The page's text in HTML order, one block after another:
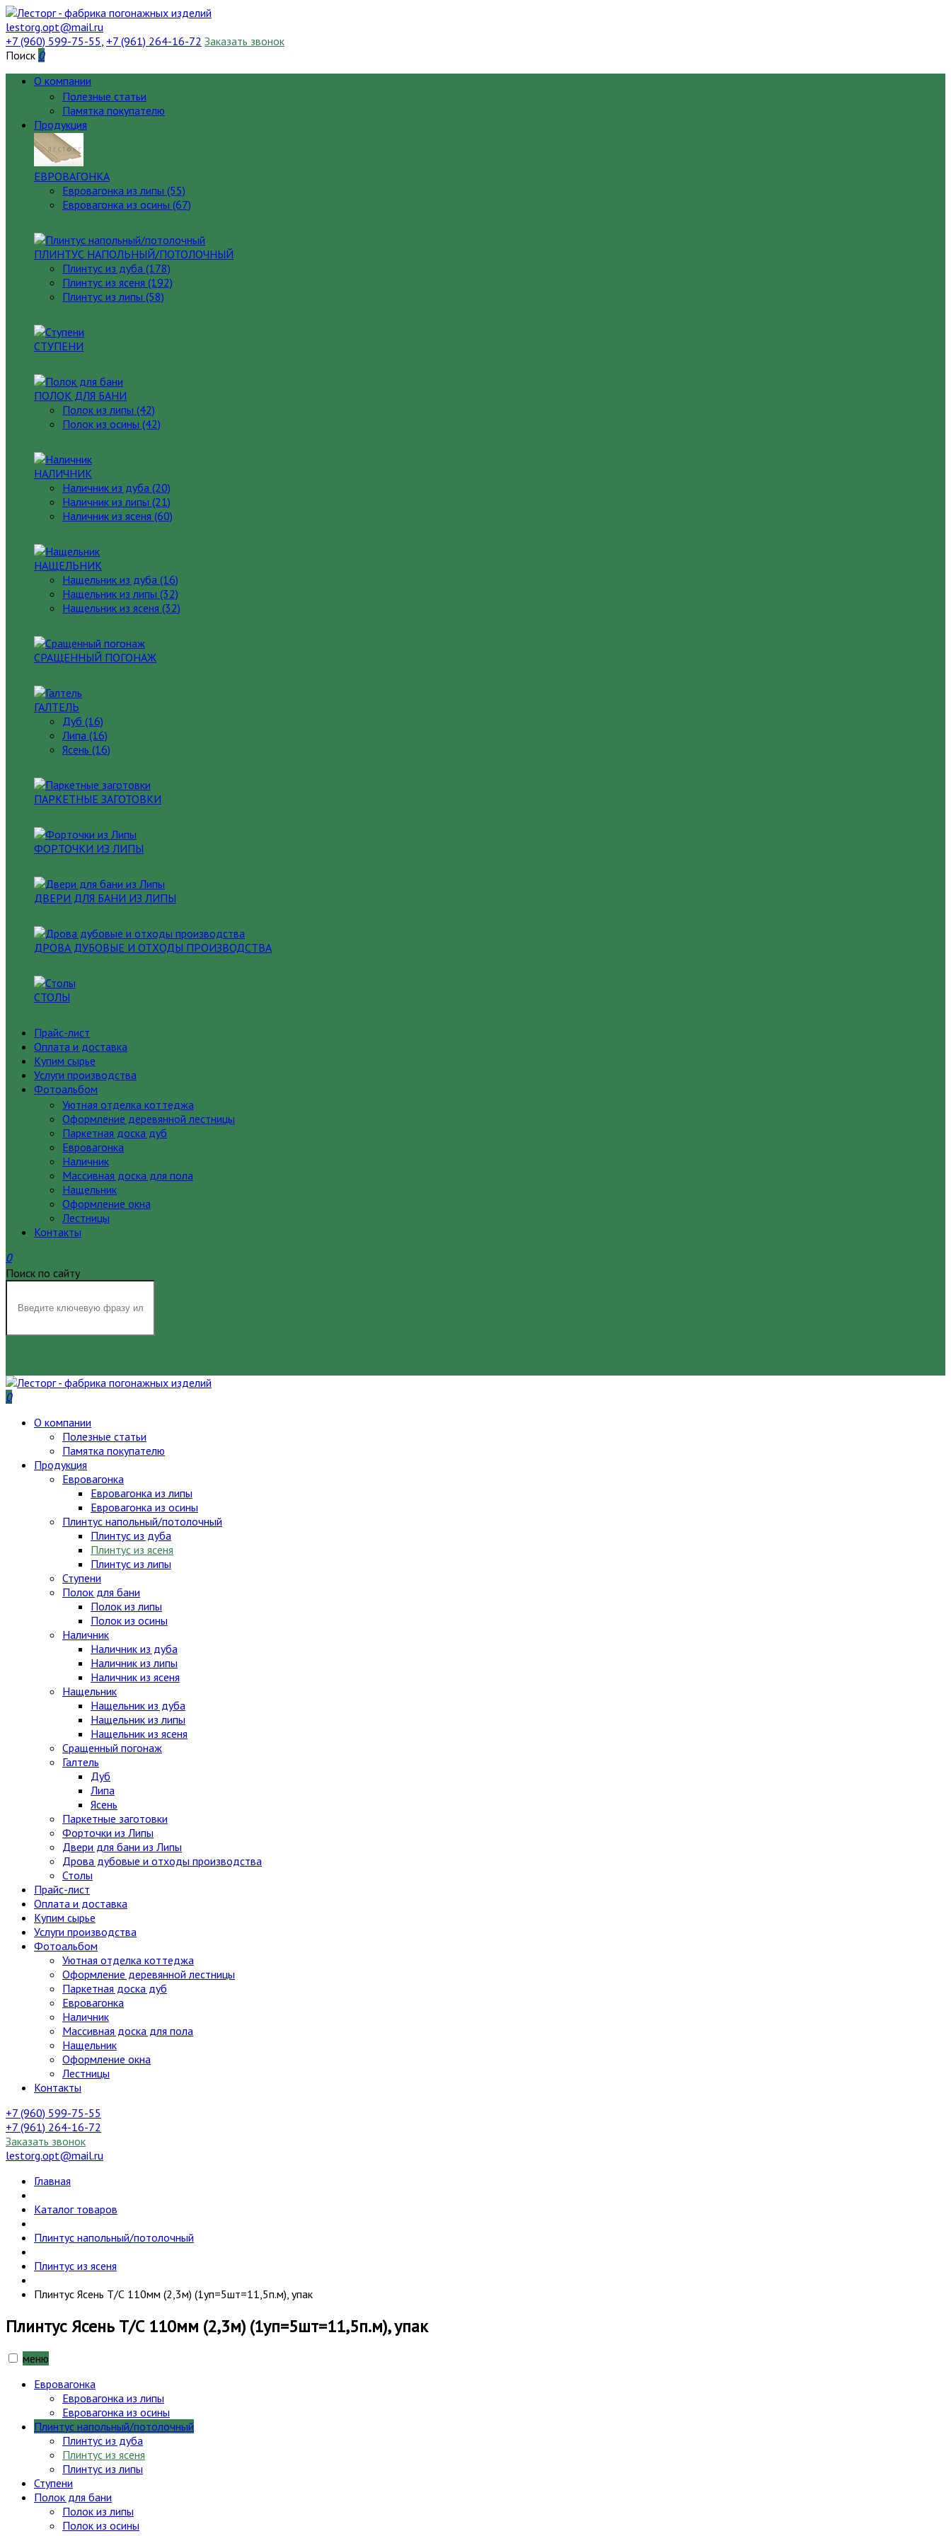
lestorg.opt@mail.ru
+7 (960) 599-75-55, +7 (961) 264-16-72 Заказать звонок
Поиск 0
О компании
Полезные статьи
Памятка покупателю
Продукция
ЕВРОВАГОНКА
Евровагонка из липы (55)
Евровагонка из осины (67)
ПЛИНТУС НАПОЛЬНЫЙ/ПОТОЛОЧНЫЙ
Плинтус из дуба (178)
Плинтус из ясеня (192)
Плинтус из липы (58)
СТУПЕНИ
ПОЛОК ДЛЯ БАНИ
Полок из липы (42)
Полок из осины (42)
НАЛИЧНИК
Наличник из дуба (20)
Наличник из липы (21)
Наличник из ясеня (60)
НАЩЕЛЬНИК
Нащельник из дуба (16)
Нащельник из липы (32)
Нащельник из ясеня (32)
СРАЩЕННЫЙ ПОГОНАЖ
ГАЛТЕЛЬ
Дуб (16)
Липа (16)
Ясень (16)
ПАРКЕТНЫЕ ЗАГОТОВКИ
ФОРТОЧКИ ИЗ ЛИПЫ
ДВЕРИ ДЛЯ БАНИ ИЗ ЛИПЫ
ДРОВА ДУБОВЫЕ И ОТХОДЫ ПРОИЗВОДСТВА
СТОЛЫ
Прайс-лист
Оплата и доставка
Купим сырье
Услуги производства
Фотоальбом
Уютная отделка коттеджа
Оформление деревянной лестницы
Паркетная доска дуб
Евровагонка
Наличник
Массивная доска для пола
Нащельник
Оформление окна
Лестницы
Контакты
0
Поиск по сайту
0
О компании
Полезные статьи
Памятка покупателю
Продукция
Евровагонка
Евровагонка из липы
Евровагонка из осины
Плинтус напольный/потолочный
Плинтус из дуба
Плинтус из ясеня
Плинтус из липы
Ступени
Полок для бани
Полок из липы
Полок из осины
Наличник
Наличник из дуба
Наличник из липы
Наличник из ясеня
Нащельник
Нащельник из дуба
Нащельник из липы
Нащельник из ясеня
Сращенный погонаж
Галтель
Дуб
Липа
Ясень
Паркетные заготовки
Форточки из Липы
Двери для бани из Липы
Дрова дубовые и отходы производства
Столы
Прайс-лист
Оплата и доставка
Купим сырье
Услуги производства
Фотоальбом
Уютная отделка коттеджа
Оформление деревянной лестницы
Паркетная доска дуб
Евровагонка
Наличник
Массивная доска для пола
Нащельник
Оформление окна
Лестницы
Контакты
+7 (960) 599-75-55
+7 (961) 264-16-72
Заказать звонок
lestorg.opt@mail.ru
Главная
Каталог товаров
Плинтус напольный/потолочный
Плинтус из ясеня
Плинтус Ясень Т/С 110мм (2,3м) (1уп=5шт=11,5п.м), упак
Плинтус Ясень Т/С 110мм (2,3м) (1уп=5шт=11,5п.м), упак
меню
Евровагонка
Евровагонка из липы
Евровагонка из осины
Плинтус напольный/потолочный
Плинтус из дуба
Плинтус из ясеня
Плинтус из липы
Ступени
Полок для бани
Полок из липы
Полок из осины